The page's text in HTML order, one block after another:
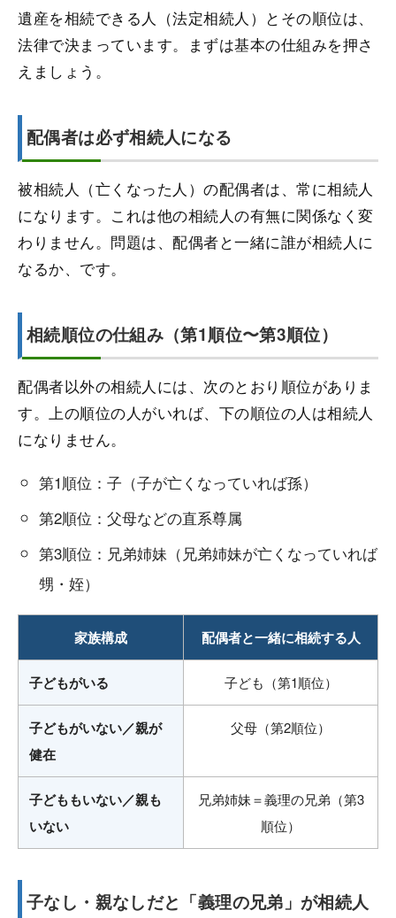
遺産を相続できる人（法定相続人）とその順位は、
法律で決まっています。まずは基本の仕組みを押さ
えましょう。
配偶者は必ず相続人になる
被相続人（亡くなった人）の配偶者は、常に相続人
になります。これは他の相続人の有無に関係なく変
わりません。問題は、配偶者と一緒に誰が相続人に
なるか、です。
相続順位の仕組み（第1順位〜第3順位）
配偶者以外の相続人には、次のとおり順位がありま
す。上の順位の人がいれば、下の順位の人は相続人
になりません。
第1順位：子（子が亡くなっていれば孫）
第2順位：父母などの直系尊属
第3順位：兄弟姉妹（兄弟姉妹が亡くなっていれば
甥・姪）
家族構成 配偶者と一緒に相続する人
子どもがいる 子ども（第1順位）
子どもがいない／親が
健在
父母（第2順位）
子どももいない／親も
いない
兄弟姉妹＝義理の兄弟（第3
順位）
子なし・親なしだと「義理の兄弟」が相続人